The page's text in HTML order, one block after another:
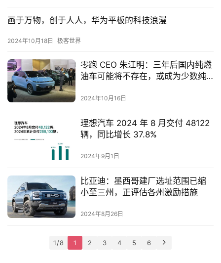
讯
报
专
T
l
k
画于万物，创于人人，华为平板的科技浪漫
2024年10月18日 极客世界
零跑 CEO 朱江明：三年后国内纯燃
油车可能将不存在，或成为少数纯
2024年10月16日
理想汽车 2024 年 8 月交付 48122
辆，同比增长 37.8%
2024年9月1日
比亚迪：墨西哥建厂选址范围已缩
小至三州，正评估各州激励措施
2024年8月26日
1 / 8 1 2 3 4 5 6